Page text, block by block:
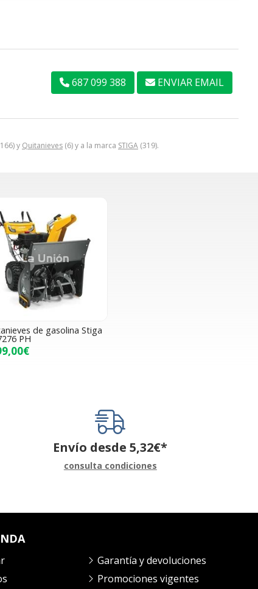
y Quitanieves (6) y a la marca STIGA (319).
687 099 388 ENVIAR EMAIL
de gasolina Stiga
PH
Envío desde5,32€*
consulta condiciones
Garantía y devoluciones
Promociones vigentes